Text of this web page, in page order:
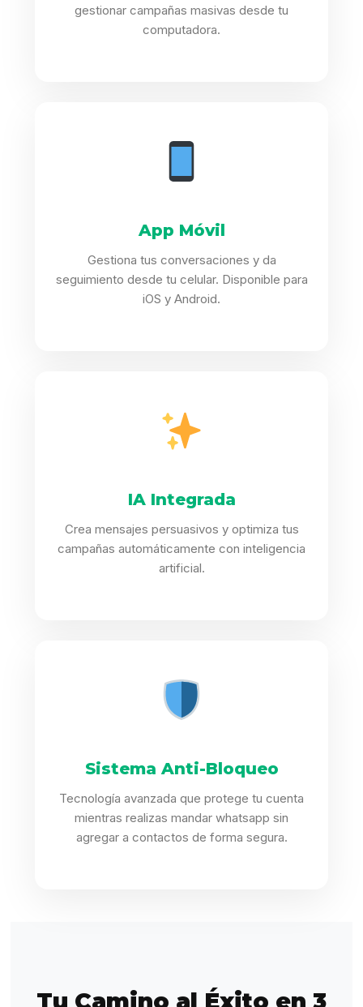
gestionar campañas masivas desde tu
computadora.
App Móvil
Gestiona tus conversaciones y da
seguimiento desde tu celular. Disponible para
iOS y Android.
IA Integrada
Crea mensajes persuasivos y optimiza tus
campañas automáticamente con inteligencia
artificial.
Sistema Anti-Bloqueo
Tecnología avanzada que protege tu cuenta
mientras realizas mandar whatsapp sin
agregar a contactos de forma segura.
Tu Camino al Éxito en 3